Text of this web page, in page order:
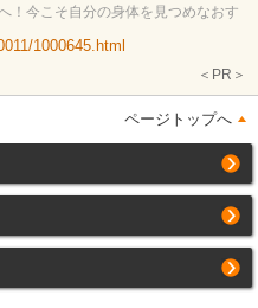
！今こそ自分の身体を見つめなおす
1000645.html
＜PR＞
ページトップへ